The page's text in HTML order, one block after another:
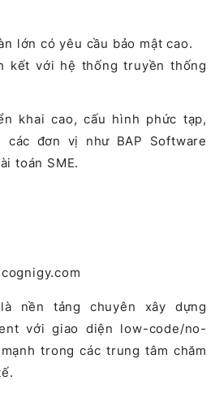
lớn có yêu cầu bảo mật cao.
kết với hệ thống truyền thống
khai cao, cấu hình phức tạp,
các đơn vị như BAP Software
toán SME.
nền tảng chuyên xây dựng
với giao diện low-code/no-
trong các trung tâm chăm